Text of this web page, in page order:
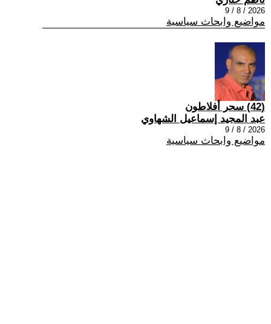
2026 / 8 / 9
مواضيع وابحاث سياسية
(42) سحر أفلاطون
عبد المجيد إسماعيل الشهاوي
2026 / 8 / 9
مواضيع وابحاث سياسية